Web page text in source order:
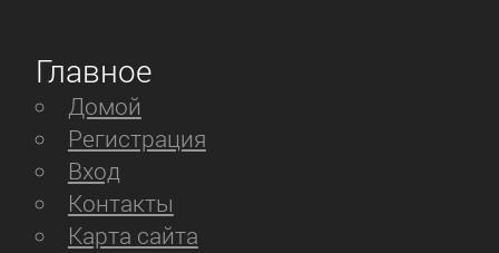
Главное
Домой
Регистрация
Вход
Контакты
Карта сайта